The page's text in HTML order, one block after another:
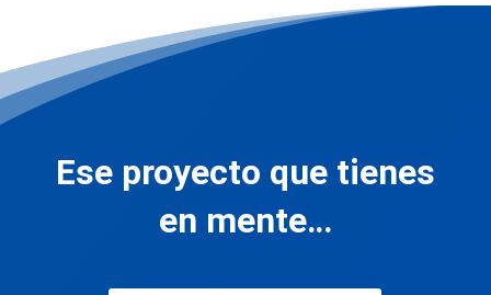
Ese proyecto que tienes
en mente…